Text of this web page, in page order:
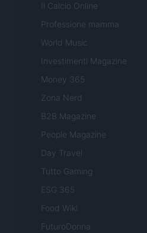
Il Calcio Online
Professione mamma
World Music
Investimenti Magazine
Money 365
Zona Nerd
B2B Magazine
People Magazine
Day Travel
Tutto Gaming
ESG 365
Food Wiki
FuturoDonna